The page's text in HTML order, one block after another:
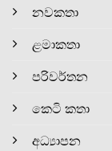
නවකතා
ළමාකතා
පරිවර්තන
කෙටි කතා
අධ්‍යාපන